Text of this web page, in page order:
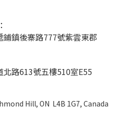
鎮後寨路777號紫雲東郡
路613號五樓510室E55
Hill, ON L4B 1G7, Canada